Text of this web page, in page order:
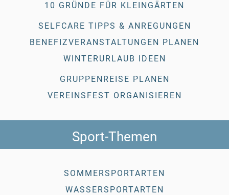
10 GRÜNDE FÜR KLEINGÄRTEN
SELFCARE TIPPS & ANREGUNGEN
BENEFIZVERANSTALTUNGEN PLANEN
WINTERURLAUB IDEEN
GRUPPENREISE PLANEN
VEREINSFEST ORGANISIEREN
Sport-Themen
SOMMERSPORTARTEN
WASSERSPORTARTEN